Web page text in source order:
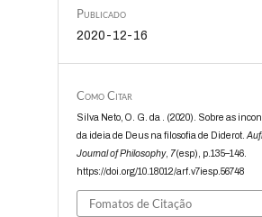
Publicado
2020-12-16
Como Citar
Silva Neto, O. G. da . (2020). Sobre as
da ideia de Deus na filosofia de Diderot.
Journal of Philosophy, 7(esp), p.135–146.
https://doi.org/10.18012/arf.v7iesp.56748
Fomatos de Citação